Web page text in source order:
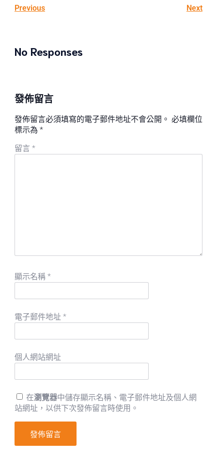
Previous Next
No Responses
發佈留言
發佈留言必須填寫的電子郵件地址不會公開。 必填欄位
標示為 *
留言 *
顯示名稱 *
電子郵件地址 *
個人網站網址
在瀏覽器中儲存顯示名稱、電子郵件地址及個人網
站網址，以供下次發佈留言時使用。